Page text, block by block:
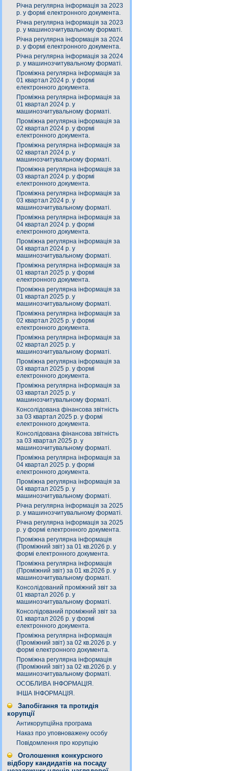
Річна регулярна інформація за 2023
р. у формі електронного документа.
Річна регулярна інформація за 2023
р. у машинозчитувальному форматі.
Річна регулярна інформація за 2024
р. у формі електронного документа.
Річна регулярна інформація за 2024
р. у машинозчитувальному форматі.
Проміжна регулярна інформація за
01 квартал 2024 р. у формі
електронного документа.
Проміжна регулярна інформація за
01 квартал 2024 р. у
машинозчитувальному форматі.
Проміжна регулярна інформація за
02 квартал 2024 р. у формі
електронного документа.
Проміжна регулярна інформація за
02 квартал 2024 р. у
машинозчитувальному форматі.
Проміжна регулярна інформація за
03 квартал 2024 р. у формі
електронного документа.
Проміжна регулярна інформація за
03 квартал 2024 р. у
машинозчитувальному форматі.
Проміжна регулярна інформація за
04 квартал 2024 р. у формі
електронного документа.
Проміжна регулярна інформація за
04 квартал 2024 р. у
машинозчитувальному форматі.
Проміжна регулярна інформація за
01 квартал 2025 р. у формі
електронного документа.
Проміжна регулярна інформація за
01 квартал 2025 р. у
машинозчитувальному форматі.
Проміжна регулярна інформація за
02 квартал 2025 р. у формі
електронного документа.
Проміжна регулярна інформація за
02 квартал 2025 р. у
машинозчитувальному форматі.
Проміжна регулярна інформація за
03 квартал 2025 р. у формі
електронного документа.
Проміжна регулярна інформація за
03 квартал 2025 р. у
машинозчитувальному форматі.
Консолідована фінансова звітність
за 03 квартал 2025 р. у формі
електронного документа.
Консолідована фінансова звітність
за 03 квартал 2025 р. у
машинозчитувальному форматі.
Проміжна регулярна інформація за
04 квартал 2025 р. у формі
електронного документа.
Проміжна регулярна інформація за
04 квартал 2025 р. у
машинозчитувальному форматі.
Річна регулярна інформація за 2025
р. у машинозчитувальному форматі.
Річна регулярна інформація за 2025
р. у формі електронного документа.
Проміжна регулярна інформація
(Проміжний звіт) за 01 кв.2026 р. у
формі електронного документа.
Проміжна регулярна інформація
(Проміжний звіт) за 01 кв.2026 р. у
машинозчитувальному форматі.
Консолідований проміжний звіт за
01 квартал 2026 р. у
машинозчитувальному форматі.
Консолідований проміжний звіт за
01 квартал 2026 р. у формі
електронного документа.
Проміжна регулярна інформація
(Проміжний звіт) за 02 кв.2026 р. у
формі електронного документа.
Проміжна регулярна інформація
(Проміжний звіт) за 02 кв.2026 р. у
машинозчитувальному форматі.
ОСОБЛИВА ІНФОРМАЦІЯ.
ІНША ІНФОРМАЦІЯ.
Запобігання та протидія
корупції
Антикорупційна програма
Наказ про уповноважену особу
Повідомлення про корупцію
Оголошення конкурсного
відбору кандидатів на посаду